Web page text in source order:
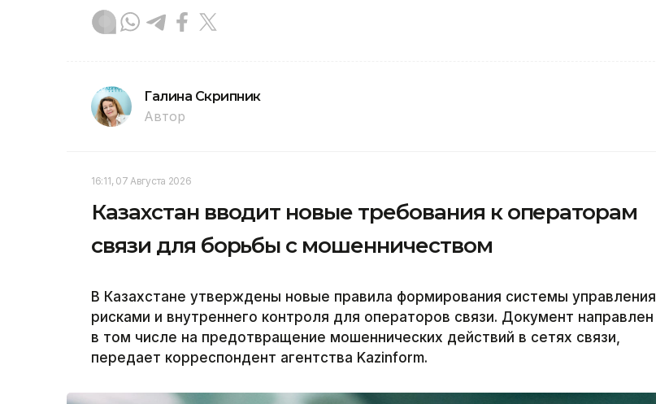
Галина Скрипник
Автор
16:11, 07 Августа 2026
Казахстан вводит новые требования к операторам
связи для борьбы с мошенничеством
В Казахстане утверждены новые правила формирования системы управления
рисками и внутреннего контроля для операторов связи. Документ направлен
в том числе на предотвращение мошеннических действий в сетях связи,
передает корреспондент агентства Kazinform.